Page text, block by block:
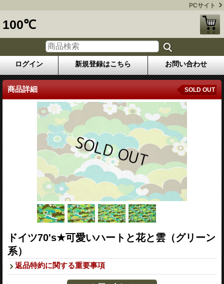
PCサイト
100℃
ログイン 新規登録はこちら お問い合わせ
商品詳細 SOLD OUT
ドイツ70's★可愛いハートと花と雲（グリーン
系）
返品特約に関する重要事項